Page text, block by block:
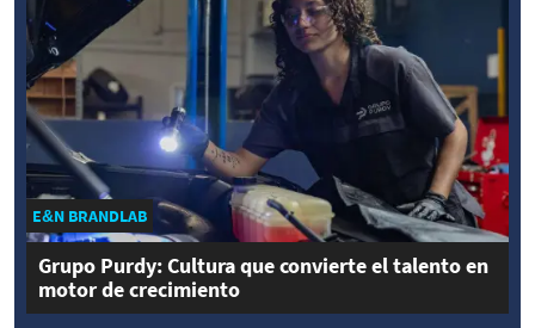
E&N BRANDLAB
Grupo Purdy: Cultura que convierte el talento en
motor de crecimiento